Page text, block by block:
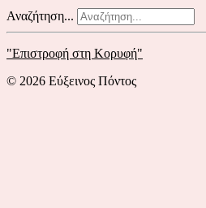
Αναζήτηση...
"Επιστροφή στη Κορυφή"
© 2026 Εύξεινος Πόντος